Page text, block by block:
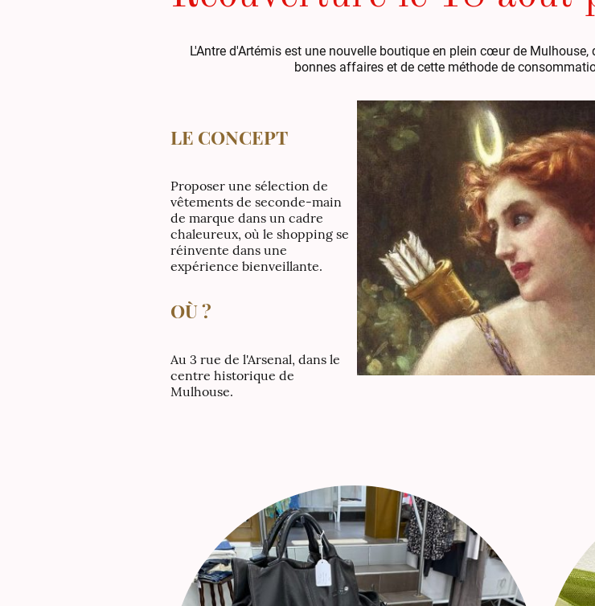
L'Antre d'Artémis est une nouvelle boutique en plein cœur de
bonnes affaires et de cette méthode de
LE CONCEPT
Proposer une sélection de
vêtements de seconde-main
de marque dans un cadre
chaleureux, où le shopping se
réinvente dans une
expérience bienveillante.
OÙ ?
Au 3 rue de l'Arsenal, dans le
centre historique de
Mulhouse.